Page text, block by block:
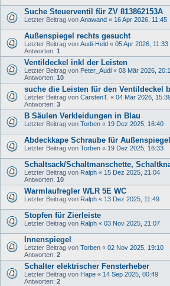
Suche Steuerventil für ZV 813862153A
Letzter Beitrag von Anawand « 16 Apr 2026, 11:45
Außenspiegel rechts gesucht
Letzter Beitrag von Audi-Held « 05 Apr 2026, 11:33
Antworten: 1
Ventildeckel inkl der Leisten
Letzter Beitrag von Peter_Audi « 08 Mär 2026,
Antworten: 10
suche die Leisten für den Ventildeckel
Letzter Beitrag von CarstenT. « 04 Mär 2026,
Antworten: 3
B Säulen Verkleidungen in Blau
Letzter Beitrag von Torben « 19 Dez 2025, 16:40
Abdeckkape Schraube für Außenspiegel
Letzter Beitrag von Torben « 19 Dez 2025, 16:33
Schaltsack/Schaltmanschette,
Letzter Beitrag von Ralph « 15 Dez 2025, 21:04
Antworten: 10
Warmlaufregler WLR 5E WC
Letzter Beitrag von Ralph « 13 Dez 2025, 11:49
Stopfen für Zierleiste
Letzter Beitrag von Ralph « 03 Nov 2025, 21:07
Innenspiegel
Letzter Beitrag von Torben « 02 Nov 2025, 19:10
Antworten: 2
Schalter elektrischer Fensterheber
Letzter Beitrag von Hape « 14 Sep 2025, 00:49
Antworten: 2